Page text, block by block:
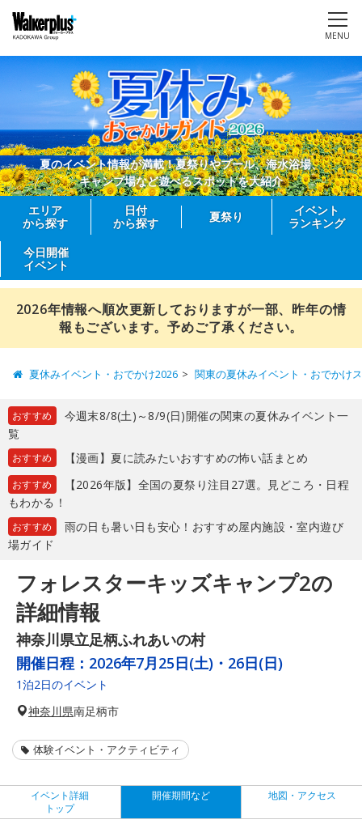
MENU
夏のイベント情報が満載！夏祭りやプール、海水浴場、
キャンプ場など遊べるスポットを大紹介
エリア
から探す
日付
から探す
夏祭り
イベント
ランキング
今日開催
イベント
2026年情報へ順次更新しておりますが一部、昨年の情
報もございます。予めご了承ください。
夏休みイベント・おでかけ2026 関東の夏休みイベント・おでかけ
おすすめ
今週末8/8(土)～8/9(日)開催の関東の夏休みイベント一
覧
おすすめ 【漫画】夏に読みたいおすすめの怖い話まとめ
おすすめ
【2026年版】全国の夏祭り注目27選。見どころ・日程
もわかる！
おすすめ
雨の日も暑い日も安心！おすすめ屋内施設・室内遊び
場ガイド
フォレスターキッズキャンプ2の
詳細情報
神奈川県立足柄ふれあいの村
開催日程： 2026年7月25日(土)・26日(日)
1泊2日のイベント
神奈川県南足柄市
体験イベント・アクティビティ
イベント詳細
トップ
開催期間など 地図・アクセス